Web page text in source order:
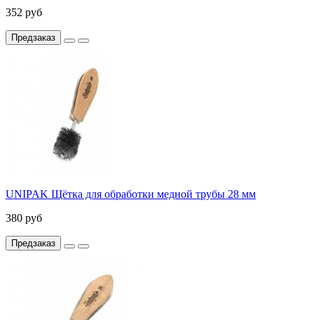
352 руб
Предзаказ
UNIPAK Щётка для обработки медной трубы 28 мм
380 руб
Предзаказ